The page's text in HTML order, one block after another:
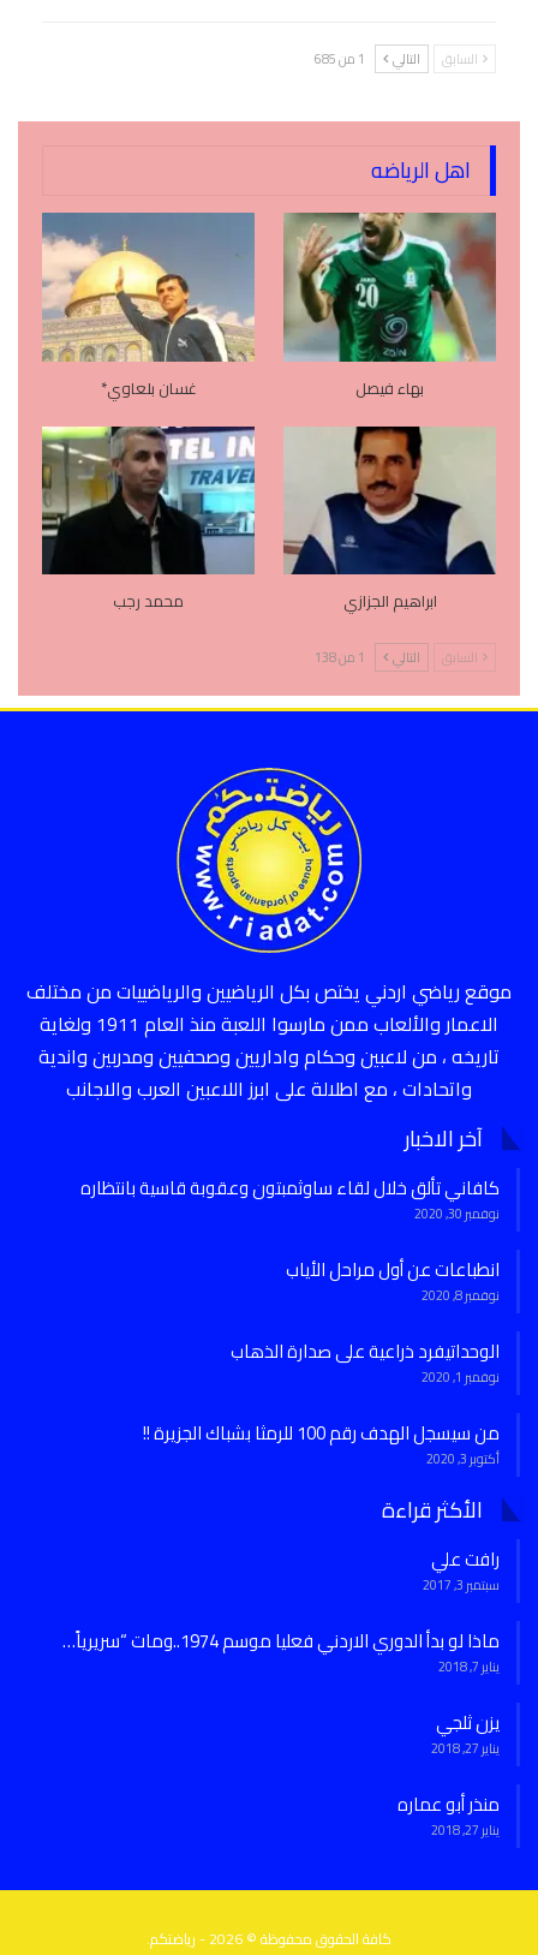
السابق التالي 1 من 685
اهل الرياضه
بهاء فيصل غسان بلعاوي*
ابراهيم الجزازي محمد رجب
السابق التالي 1 من 138
موقع رياضي اردني يختص بكل الرياضيين والرياضييات من مختلف
الاعمار والألعاب ممن مارسوا اللعبة منذ العام 1911 ولغاية
تاريخه ، من لاعبين وحكام واداريين وصحفيين ومدربين واندية
واتحادات ، مع اطلالة على ابرز اللاعبين العرب والاجانب
آخر الاخبار
كافاني تألق خلال لقاء ساوثمبتون وعقوبة قاسية بانتظاره
نوفمبر 30, 2020
انطباعات عن أول مراحل الأياب
نوفمبر 8, 2020
الوحداتيفرد ذراعية على صدارة الذهاب
نوفمبر 1, 2020
من سيسجل الهدف رقم 100 للرمثا بشباك الجزيرة !!
أكتوبر 3, 2020
الأكثر قراءة
رافت علي
سبتمبر 3, 2017
ماذا لو بدأ الدوري الاردني فعليا موسم 1974..ومات “سريرياً…
يناير 7, 2018
يزن ثلجي
يناير 27, 2018
منذر أبو عماره
يناير 27, 2018
كافة الحقوق محفوظة © 2026 - رياضتكم.